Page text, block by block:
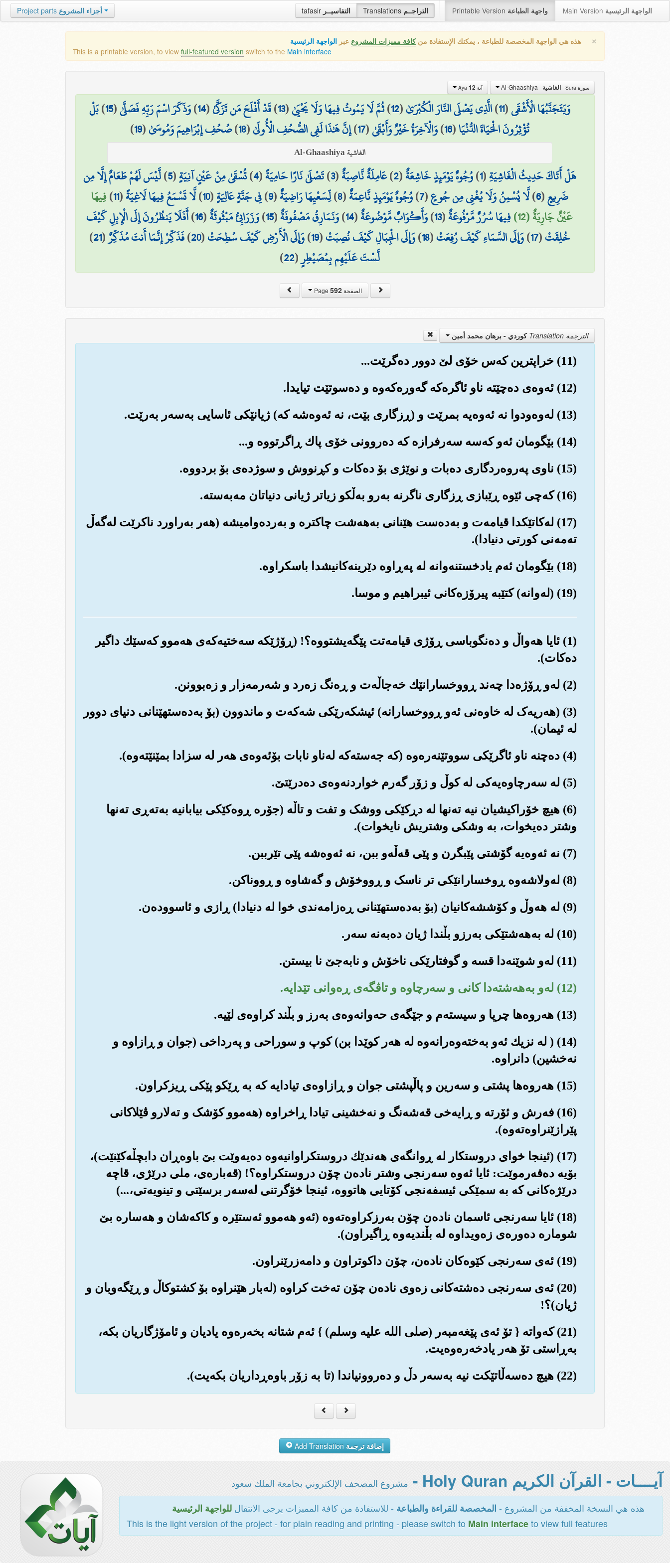
tafasir التفاسيــر Translations التراجــم Printable Version واجهة الطباعة Main Version الواجهة الرئيسية Project parts أجزاء المشروع
× هذه هي الواجهة المخصصة للطباعة ، يمكنك الإستفادة منكافة مميزات المشروع عبر الواجهة الرئيسية
This is a printable version, to view full-featured version switch to the Main interface
سورة Sura الغاشية آية Aya 12
وَيَتَجَنَّبُهَا الْأَشْقَى(
11
)الَّذِي يَصْلَى النَّارَ الْكُبْرَىٰ(
12
)ثُمَّ لَا يَمُوتُ فِيهَا وَلَا يَحْيَىٰ(
13
)قَدْ أَفْلَحَ مَن تَزَكَّىٰ(
14
)وَذَكَرَ اسْمَ رَبِّهِ فَصَلَّىٰ(
15
)بَلْ
تُؤْثِرُونَ الْحَيَاةَ الدُّنْيَا(
16
)وَالْآخِرَةُ خَيْرٌ وَأَبْقَىٰ(
17
)إِنَّ هَٰذَا لَفِي الصُّحُفِ الْأُولَىٰ(
18
)صُحُفِ إِبْرَاهِيمَ وَمُوسَىٰ(
19
)
الغاشية Al-Ghaashiya
هَلْ أَتَاكَ حَدِيثُ الْغَاشِيَةِ(
1
)وُجُوهٌ يَوْمَئِذٍ خَاشِعَةٌ(
2
)عَامِلَةٌ نَّاصِبَةٌ(
3
)تَصْلَىٰ نَارًا حَامِيَةً(
4
)تُسْقَىٰ مِنْ عَيْنٍ آنِيَةٍ(
5
)لَّيْسَ لَهُمْ طَعَامٌ إِلَّا مِن
ضَرِيعٍ(
6
)لَّا يُسْمِنُ وَلَا يُغْنِي مِن جُوعٍ(
7
)وُجُوهٌ يَوْمَئِذٍ نَّاعِمَةٌ(
8
)لِّسَعْيِهَا رَاضِيَةٌ(
9
)فِي جَنَّةٍ عَالِيَةٍ(
10
)لَّا تَسْمَعُ فِيهَا لَاغِيَةً(
11
)فِيهَا
عَيْنٌ جَارِيَةٌ (12)
فِيهَا سُرُرٌ مَّرْفُوعَةٌ(
13
)وَأَكْوَابٌ مَّوْضُوعَةٌ(
14
)وَنَمَارِقُ مَصْفُوفَةٌ(
15
)وَزَرَابِيُّ مَبْثُوثَةٌ(
16
)أَفَلَا يَنظُرُونَ إِلَى الْإِبِلِ كَيْفَ
خُلِقَتْ(
17
)وَإِلَى السَّمَاءِ كَيْفَ رُفِعَتْ(
18
)وَإِلَى الْجِبَالِ كَيْفَ نُصِبَتْ(
19
)وَإِلَى الْأَرْضِ كَيْفَ سُطِحَتْ(
20
)فَذَكِّرْ إِنَّمَا أَنتَ مُذَكِّرٌ(
21
)
لَّسْتَ عَلَيْهِم بِمُصَيْطِرٍ(
22
)
الصفحة Page592
الترجمة Translation كوردي - برهان محمد أمين
(11) خراپترین که‌س خۆی لێ دوور ده‌گرێت...
(12) ئه‌وه‌ی ده‌چێته ناو ئاگره‌که گه‌وره‌که‌وه و ده‌سوتێت تیایدا.
(13) له‌وه‌ودوا نه ئه‌وه‌یه بمرێت و (ڕزگاری بێت، نه ئه‌وه‌شه که‌) ژیانێکی ئاسایی به‌سه‌ر به‌رێت.
(14) بێگومان ئه‌و که‌سه سه‌رفرازه که ده‌روونی خۆی پاك ڕاگرتووه و...
(15) ناوی په‌روه‌ردگاری ده‌بات و نوێژی بۆ ده‌کات و کڕنووش و سوژده‌ی بۆ بردووه‌.
(16) که‌چی ئێوه ڕێبازی ڕزگاری ناگرنه به‌رو به‌ڵکو زیاتر ژیانی دنیاتان مه‌به‌سته‌.
(17) له‌کاتێکدا قیامه‌ت و به‌ده‌ست هێنانی به‌هه‌شت چاکتره و به‌رده‌وامیشه (هه‌ر به‌راورد ناکرێت له‌گه‌ڵ
ته‌مه‌نی کورتی دنیادا).
(18) بێگومان ئه‌م یادخستنه‌وانه له په‌ڕاوه دێرینه‌کانیشدا باسکراوه‌.
(19) (له‌وانه‌) کتێبه پیرۆزه‌کانی ئیبراهیم و موسا.
(1) ئایا هه‌واڵ و ده‌نگوباسی ڕۆژی قیامه‌تت پێگه‌یشتووه‌؟! (ڕۆژێکه سه‌ختیه‌که‌ی هه‌موو که‌سێك داگیر
ده‌کات).
(2) له‌و ڕۆژه‌دا چه‌ند ڕووخسارانێك خه‌جاڵه‌ت و ڕه‌نگ زه‌رد و شه‌رمه‌زار و زه‌بوونن.
(3) (هه‌ریه‌ک له خاوه‌نی ئه‌و ڕووخسارانه‌) ئیشکه‌رێکی شه‌که‌ت و ماندوون (بۆ به‌ده‌ستهێنانی دنیای دوور
له ئیمان).
(4) ده‌چنه ناو ئاگرێکی سووتێنه‌ره‌وه (که جه‌سته‌که له‌ناو نابات بۆئه‌وه‌ی هه‌ر له سزادا بمێنێته‌وه‌).
(5) له سه‌رچاوه‌یه‌کی له کوڵ و زۆر گه‌رم خواردنه‌وه‌ی ده‌درێتێ.
(6) هیچ خۆراکیشیان نیه ته‌نها له دڕکێکی ووشک و تفت و تاڵه (جۆره ڕوه‌کێکی بیابانیه به‌ته‌ڕی ته‌نها
وشتر ده‌یخوات، به وشکی وشتریش نایخوات).
(7) نه ئه‌وه‌یه گۆشتی پێبگرن و پێی قه‌ڵه‌و ببن، نه ئه‌وه‌شه پێی تێرببن.
(8) له‌ولاشه‌وه ڕوخسارانێکی تر ناسک و ڕووخۆش و گه‌شاوه و ڕووناکن.
(9) له هه‌وڵ و کۆششه‌کانیان (بۆ به‌ده‌ستهێنانی ڕه‌زامه‌ندی خوا له دنیادا) ڕازی و ئاسووده‌ن.
(10) له به‌هه‌شتێکی به‌رزو بڵندا ژیان ده‌به‌نه سه‌ر.
(11) له‌و شوێنه‌دا قسه و گوفتارێکی ناخۆش و نابه‌جێ نا بیستن.
(12) له‌و به‌هه‌شته‌دا کانی و سه‌رچاوه و تاڤگه‌ی ڕه‌وانی تێدایه‌.
(13) هه‌روه‌‌ها چرپا و سیسته‌م و جێگه‌ی حه‌وانه‌وه‌ی به‌رز و بڵند کراوه‌ی لێیه‌.
(14) ( له نزیك ئه‌و به‌خته‌وه‌رانه‌وه له هه‌ر کوێدا بن) کوپ و سوراحی و په‌رداخی (جوان و ڕازاوه و
نه‌خشین) دانراوه‌.
(15) هه‌روه‌ها پشتی و سه‌رین و پاڵپشتی جوان و ڕازاوه‌ی تیادایه که به ڕێکو پێکی ڕیزکراون.
(16) فه‌رش و ئۆرته و ڕایه‌خی قه‌شه‌نگ و نه‌خشینی تیادا ڕاخراوه (هه‌موو کۆشک و ته‌لارو ڤێلاکانی
پێرازێنراوه‌ته‌وه‌).
(17) (ئینجا خوای دروستکار له ڕوانگه‌ی هه‌ندێك دروستکراوانیه‌وه ده‌یه‌وێت بێ باوه‌ڕان دابچڵه‌کێنێت)،
بۆیه ده‌فه‌رموێت: ئایا ئه‌وه سه‌رنجی وشتر ناده‌ن چۆن دروستکراوه‌؟! (قه‌باره‌ی، ملی درێژی، قاچه
درێژه‌کانی که به سمێکی ئیسفه‌نجی کۆتایی هاتووه‌، ئینجا خۆگرتنی له‌سه‌ر برسێتی و تینویه‌تی،...)
(18) ئایا سه‌رنجی ئاسمان ناده‌ن چۆن به‌رزکراوه‌ته‌وه (ئه‌و هه‌موو ئه‌ستێره و کاکه‌شان و هه‌ساره بێ
شوماره ده‌وره‌ی زه‌ویداوه له بڵندیه‌وه ڕاگیراون).
(19) ئه‌ی سه‌رنجی کێوه‌کان ناده‌ن، چۆن داکوتراون و دامه‌زرێنراون.
(20) ئه‌ی سه‌رنجی ده‌شته‌کانی زه‌وی ناده‌ن چۆن ته‌خت کراوه (له‌بار هێنراوه بۆ کشتوکاڵ و ڕێگه‌وبان و
ژیان)؟!
(21) که‌واته { تۆ ئه‌ی پێغه‌مبه‌ر (صلی الله علیه وسلم) } ئه‌م شتانه بخه‌ره‌وه یادیان و ئامۆژگاریان بکه‌،
به‌ڕاستی تۆ هه‌ر یادخه‌ره‌وه‌یت.
(22) هیچ ده‌سه‌ڵاتێکت نیه به‌سه‌ر دڵ و ده‌روونیاندا (تا به زۆر باوه‌ڕداریان بکه‌یت).
إضافة ترجمة
آيــــات - القرآن الكريم Holy Quran - مشروع المصحف الإلكتروني بجامعة الملك سعود
هذه هي النسخة المخففة من المشروع - المخصصة للقراءة والطباعة - للاستفادة من كافة المميزات يرجى الانتقالللواجهة الرئيسية
This is the light version of the project - for plain reading and printing - please switch to Main interfaceto view full features